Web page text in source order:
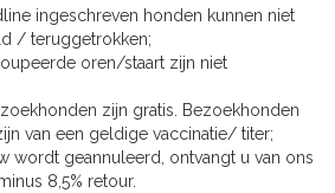
ingeschreven honden kunnen niet
/ teruggetrokken;
oren/staart zijn niet
zijn gratis. Bezoekhonden
van een geldige vaccinatie/ titer;
wordt geannuleerd, ontvangt u van ons
8,5% retour.